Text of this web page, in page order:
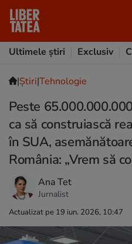
Ultimele știri
Exclusiv
|Ştiri|Tehnologie
Peste
ca să construiască
în SUA,
România: „Vrem să
Ana Tet
Jurnalist
Actualizat pe 19 iun. 2026, 10:47